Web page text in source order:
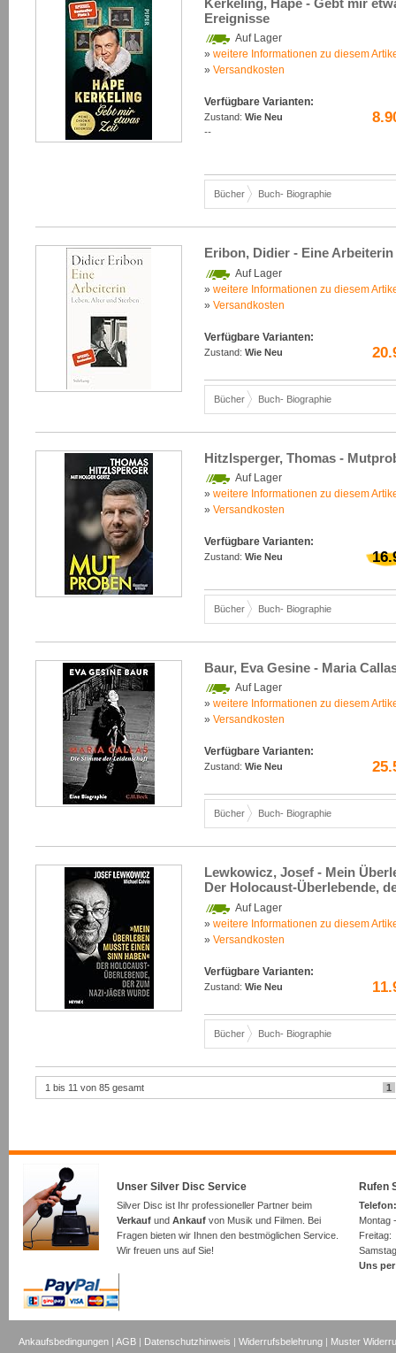
Kerkeling, Hape - Gebt mir
Ereignisse
Auf Lager
» weitere Informationen zu diesem
» Versandkosten
Verfügbare Varianten:
Zustand: Wie Neu
--
Bücher Buch- Biographie
Eribon, Didier - Eine
Auf Lager
» weitere Informationen zu diesem
» Versandkosten
Verfügbare Varianten:
Zustand: Wie Neu
Bücher Buch- Biographie
Hitzlsperger, Thomas -
Auf Lager
» weitere Informationen zu diesem
» Versandkosten
Verfügbare Varianten:
Zustand: Wie Neu
Bücher Buch- Biographie
Baur, Eva Gesine - Maria
Auf Lager
» weitere Informationen zu diesem
» Versandkosten
Verfügbare Varianten:
Zustand: Wie Neu
Bücher Buch- Biographie
Lewkowicz, Josef - Mein
Der Holocaust-Überlebende,
Auf Lager
» weitere Informationen zu diesem
» Versandkosten
Verfügbare Varianten:
Zustand: Wie Neu
Bücher Buch- Biographie
1 bis 11 von 85 gesamt 1
Unser Silver Disc Service
Silver Disc ist Ihr professioneller Partner beim
Verkauf und Ankauf von Musik und Filmen. Bei
Fragen bieten wir Ihnen den bestmöglichen Service.
Wir freuen uns auf Sie!
Rufen
Montag
Uns
Ankaufsbedingungen |AGB | Datenschutzhinweis |Widerrufsbelehrung | Muster